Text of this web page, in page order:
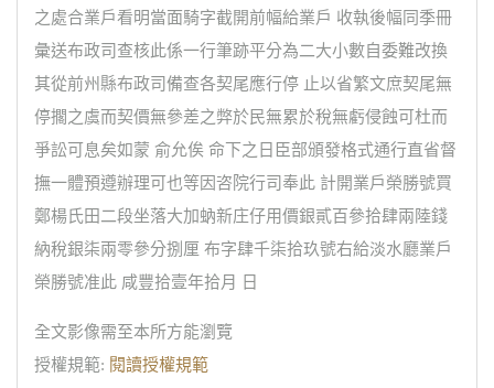
之處合業戶看明當面騎字截開前幅給業戶 收執後幅同季冊
彙送布政司查核此係一行筆跡平分為二大小數自委難改換
其從前州縣布政司備查各契尾應行停 止以省繁文庶契尾無
停擱之虞而契價無參差之弊於民無累於稅無虧侵蝕可杜而
爭訟可息矣如蒙 俞允俟 命下之日臣部頒發格式通行直省督
撫一體預遵辦理可也等因咨院行司奉此 計開業戶榮勝號買
鄭楊氏田二段坐落大加蚋新庄仔用價銀貳百參拾肆兩陸錢
納稅銀柒兩零參分捌厘 布字肆千柒拾玖號右給淡水廳業戶
榮勝號准此 咸豐拾壹年拾月 日
全文影像需至本所方能瀏覽
授權規範: 閱讀授權規範